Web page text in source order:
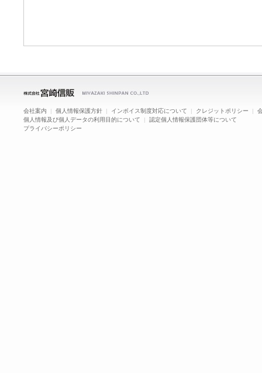
会社案内 | 個人情報保護方針 | インボイス制度対応について | クレジットポリシー |
個人情報及び個人データの利用目的について | 認定個人情報保護団体等について
プライバシーポリシー